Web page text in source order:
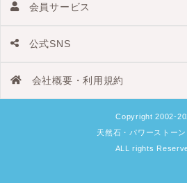
会員サービス
公式SNS
会社概要・利用規約
Copyright 2002-
天然石・パワーストー
ALL rights